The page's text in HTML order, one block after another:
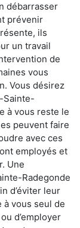
débarrasser
prévenir
ils
un travail
de
vous
Vous désirez
Sainte-
à vous reste le
peuvent faire
avec ces
employés et
Une
Radegonde
d’éviter leur
à vous seul de
d’employer